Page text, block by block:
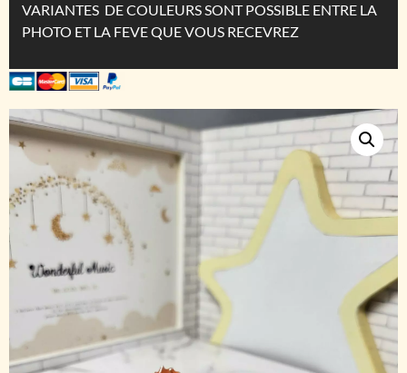
VARIANTES DE COULEURS SONT POSSIBLE ENTRE LA
PHOTO ET LA FEVE QUE VOUS RECEVREZ